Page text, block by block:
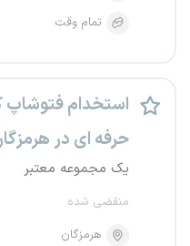
تمام وقت
استخدام فتوشاپ
حرفه ای در
یک مجموعه معتبر
منقضی شده
هرمزگان